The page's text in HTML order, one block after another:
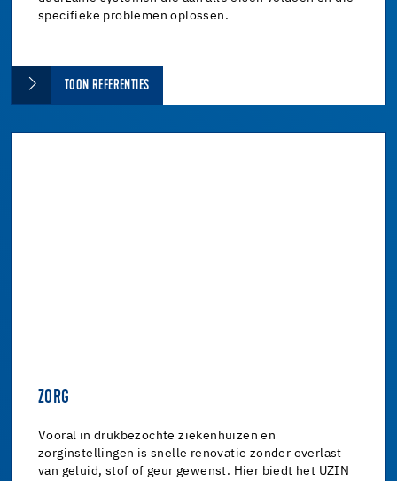
specifieke problemen oplossen.
TOON REFERENTIES
ZORG
Vooral in drukbezochte ziekenhuizen en
zorginstellingen is snelle renovatie zonder overlast
van geluid, stof of geur gewenst. Hier biedt het UZIN